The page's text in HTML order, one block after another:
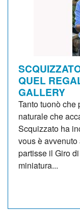
QUEL
GALLERY
Tanto tuonò che
naturale che
Scquizzato ha
vous è
partisse il Giro
miniatura...